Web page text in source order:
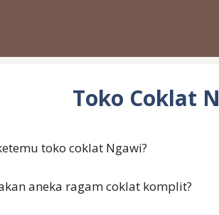
Toko Coklat
toko coklat Ngawi?
aneka ragam coklat komplit?